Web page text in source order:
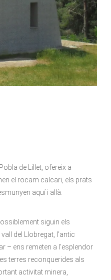
de Lillet, ofereix a
el rocam calcari, els prats
aquí i allà.
siguin els
del Llobregat, l’antic
– ens remeten a l’esplendor
terres reconquerides als
activitat minera,